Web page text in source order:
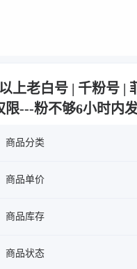
上老白号 | 千粉号 |
---粉不够6小时内
商品分类
商品单价
商品库存
商品状态